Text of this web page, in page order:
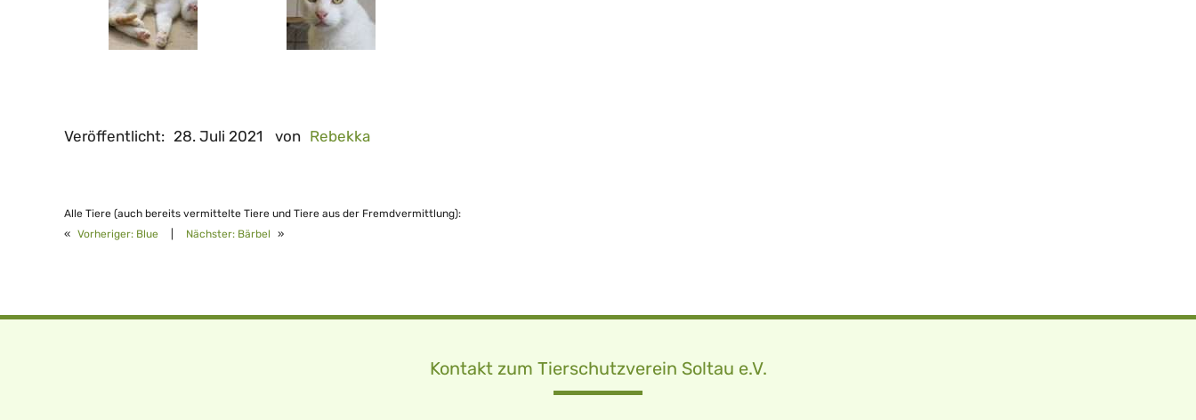
Veröffentlicht: 28. Juli 2021 von Rebekka
Alle Tiere (auch bereits vermittelte Tiere und Tiere aus der Fremdvermittlung):
« Vorheriger: Blue Nächster: Bärbel »
Kontakt zum Tierschutzverein Soltau e.V.